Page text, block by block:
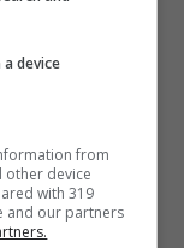
il suo
non
Il
device
from
other device
with 319
and our partners